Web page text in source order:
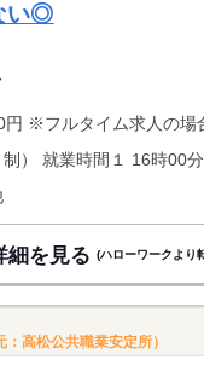
い◎
人の場合は月額（換算額）、パート求人の場合は
細を見る (ハローワークより
高松公共職業安定所）